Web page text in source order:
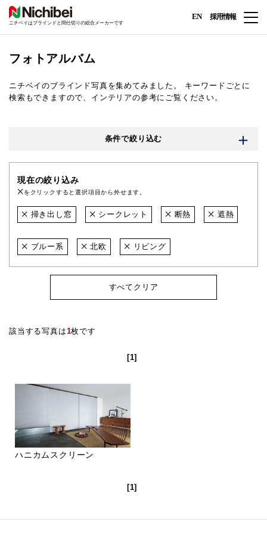
ニチベイはブラインドと間仕切りの総合メーカーです
EN 採用情報
フォトアルバム
ニチベイのブラインド写真を集めてみました。
キーワードごとに
検索もできますので、インテリアの参考にご覧ください。
条件で絞り込む
現在の絞り込み
をクリックすると選択項目から外せます。
掃き出し窓 シークレット 断熱 遮熱
ブルー系 北欧 リビング
すべてクリア
該当する写真は1枚です
[1]
ハニカムスクリーン
[1]